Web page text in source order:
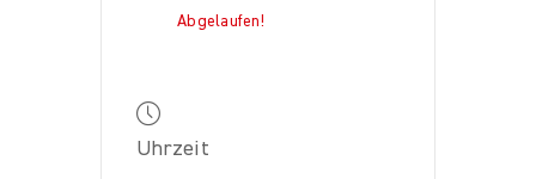
Abgelaufen!
Uhrzeit